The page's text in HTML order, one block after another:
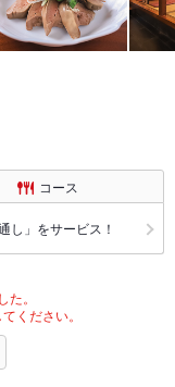
コース
し」をサービス！
。
ください。